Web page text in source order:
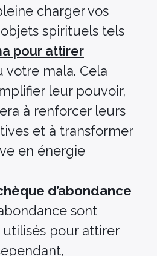
charger vos
spirituels tels
pour attirer
votre mala. Cela
leur pouvoir,
à renforcer leurs
et à transformer
en énergie
d’abondance
sont
pour attirer